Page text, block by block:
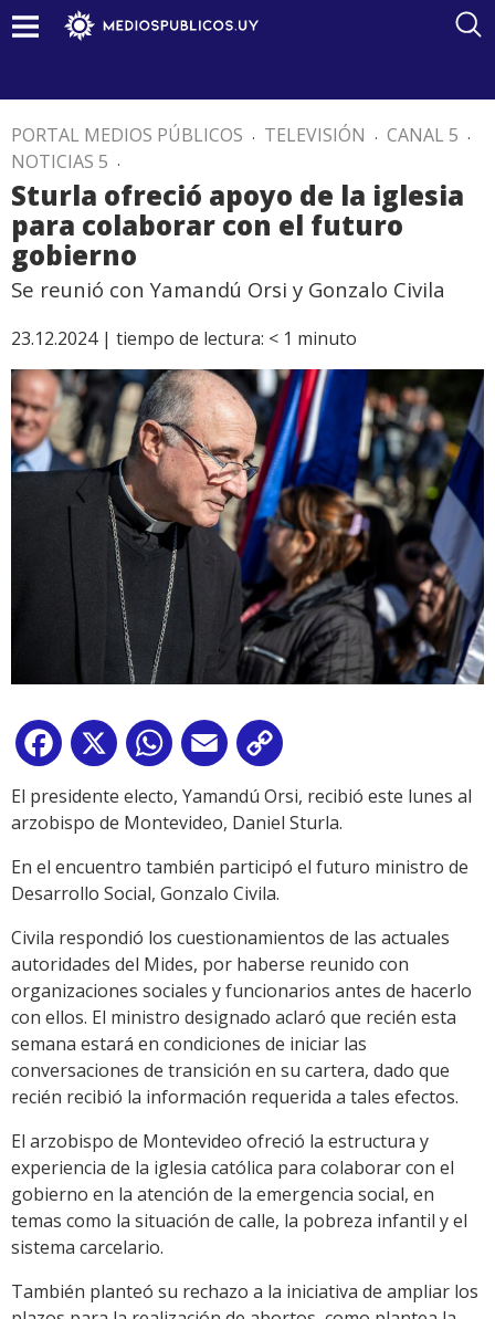
PORTAL MEDIOS PÚBLICOS . TELEVISIÓN . CANAL 5 .
NOTICIAS 5 .
Sturla ofreció apoyo de la iglesia
para colaborar con el futuro
gobierno
Se reunió con Yamandú Orsi y Gonzalo Civila
23.12.2024 | tiempo de lectura: < 1 minuto
Facebook
X WhatsApp
Email
Link
El presidente electo, Yamandú Orsi, recibió este lunes al
arzobispo de Montevideo, Daniel Sturla.
En el encuentro también participó el futuro ministro de
Desarrollo Social, Gonzalo Civila.
Civila respondió los cuestionamientos de las actuales
autoridades del Mides, por haberse reunido con
organizaciones sociales y funcionarios antes de hacerlo
con ellos. El ministro designado aclaró que recién esta
semana estará en condiciones de iniciar las
conversaciones de transición en su cartera, dado que
recién recibió la información requerida a tales efectos.
El arzobispo de Montevideo ofreció la estructura y
experiencia de la iglesia católica para colaborar con el
gobierno en la atención de la emergencia social, en
temas como la situación de calle, la pobreza infantil y el
sistema carcelario.
También planteó su rechazo a la iniciativa de ampliar los